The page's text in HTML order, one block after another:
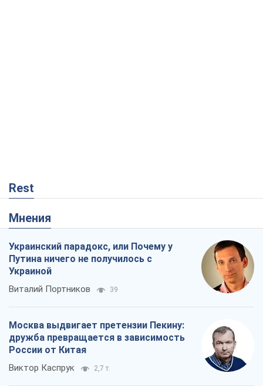
Rest
Мнения
Украинский парадокс, или Почему у
Путина ничего не получилось с
Украиной
Виталий Портников 39
Москва выдвигает претензии Пекину:
дружба превращается в зависимость
России от Китая
Виктор Каспрук 2,7 т.